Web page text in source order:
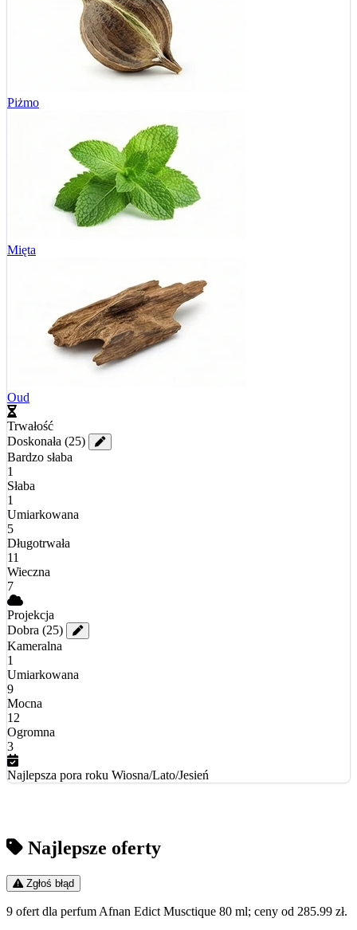
Piżmo
Mięta
Oud
Trwałość
Doskonała (25)
Bardzo słaba
1
Słaba
1
Umiarkowana
5
Długotrwała
11
Wieczna
7
Projekcja
Dobra (25)
Kameralna
1
Umiarkowana
9
Mocna
12
Ogromna
3
Najlepsza pora roku Wiosna/Lato/Jesień
Najlepsze oferty
Zgłoś błąd
9 ofert dla perfum Afnan Edict Musctique 80 ml; ceny od 285.99 zł.